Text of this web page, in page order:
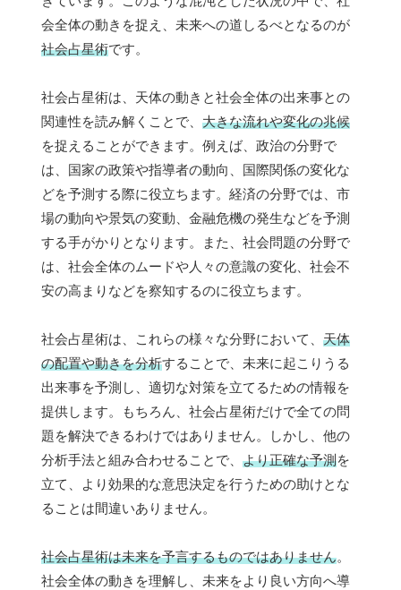
会全体の動きを捉え、未来への道しるべとなるのが
社会占星術です。
社会占星術は、天体の動きと社会全体の出来事との
関連性を読み解くことで、 大きな流れや変化の兆候
を捉えることができます。例えば、政治の分野で
は、国家の政策や指導者の動向、国際関係の変化な
どを予測する際に役立ちます。経済の分野では、市
場の動向や景気の変動、金融危機の発生などを予測
する手がかりとなります。また、社会問題の分野で
は、社会全体のムードや人々の意識の変化、社会不
安の高まりなどを察知するのに役立ちます。
社会占星術は、これらの様々な分野において、 天体
の配置や動きを分析することで、未来に起こりうる
出来事を予測し、適切な対策を立てるための情報を
提供します。もちろん、社会占星術だけで全ての問
題を解決できるわけではありません。しかし、他の
分析手法と組み合わせることで、 より正確な予測を
立て、より効果的な意思決定を行うための助けとな
ることは間違いありません。
社会占星術は未来を予言するものではありません。
社会全体の動きを理解し、未来をより良い方向へ導